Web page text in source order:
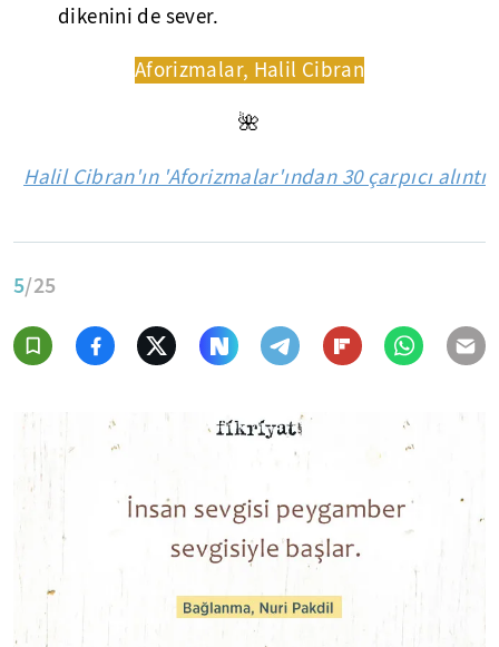
dikenini de sever.
Aforizmalar, Halil Cibran
🌺
Halil Cibran'ın 'Aforizmalar'ından 30 çarpıcı alıntı
5/25